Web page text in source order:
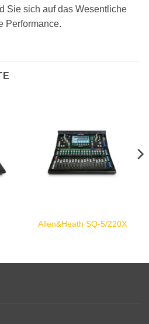
Sie sich auf das Wesentliche
Performance.
Allen&Heath SQ-5/220X